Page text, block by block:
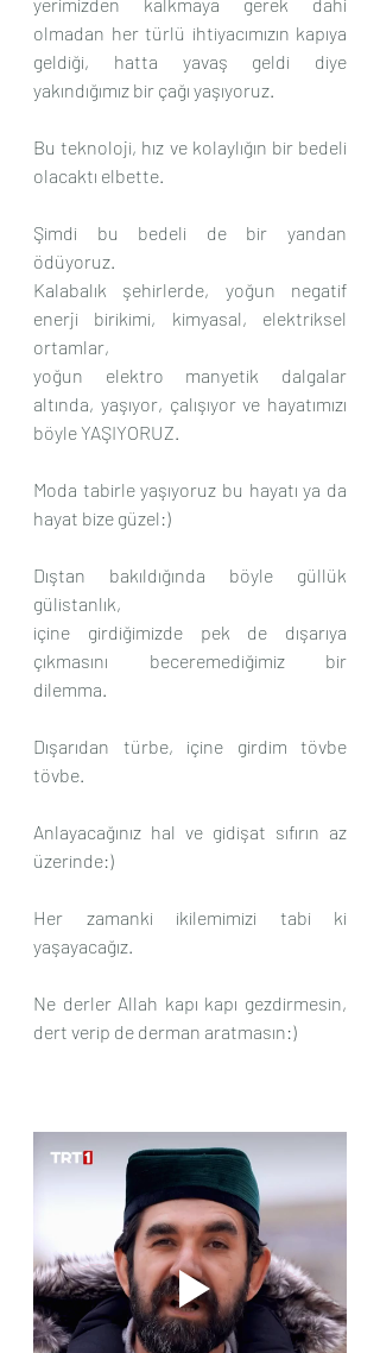
olmadan her türlü ihtiyacımızın kapıya
geldiği, hatta yavaş geldi diye
yakındığımız bir çağı yaşıyoruz.
Bu teknoloji, hız ve kolaylığın bir bedeli
olacaktı elbette.
Şimdi bu bedeli de bir yandan
ödüyoruz.
Kalabalık şehirlerde, yoğun negatif
enerji birikimi, kimyasal, elektriksel
ortamlar,
yoğun elektro manyetik dalgalar
altında, yaşıyor, çalışıyor ve hayatımızı
böyle YAŞIYORUZ.
Moda tabirle yaşıyoruz bu hayatı ya da
hayat bize güzel:)
Dıştan bakıldığında böyle güllük
gülistanlık,
içine girdiğimizde pek de dışarıya
çıkmasını beceremediğimiz bir
dilemma.
Dışarıdan türbe, içine girdim tövbe
tövbe.
Anlayacağınız hal ve gidişat sıfırın az
üzerinde:)
Her zamanki ikilemimizi tabi ki
yaşayacağız.
Ne derler Allah kapı kapı gezdirmesin,
dert verip de derman aratmasın:)